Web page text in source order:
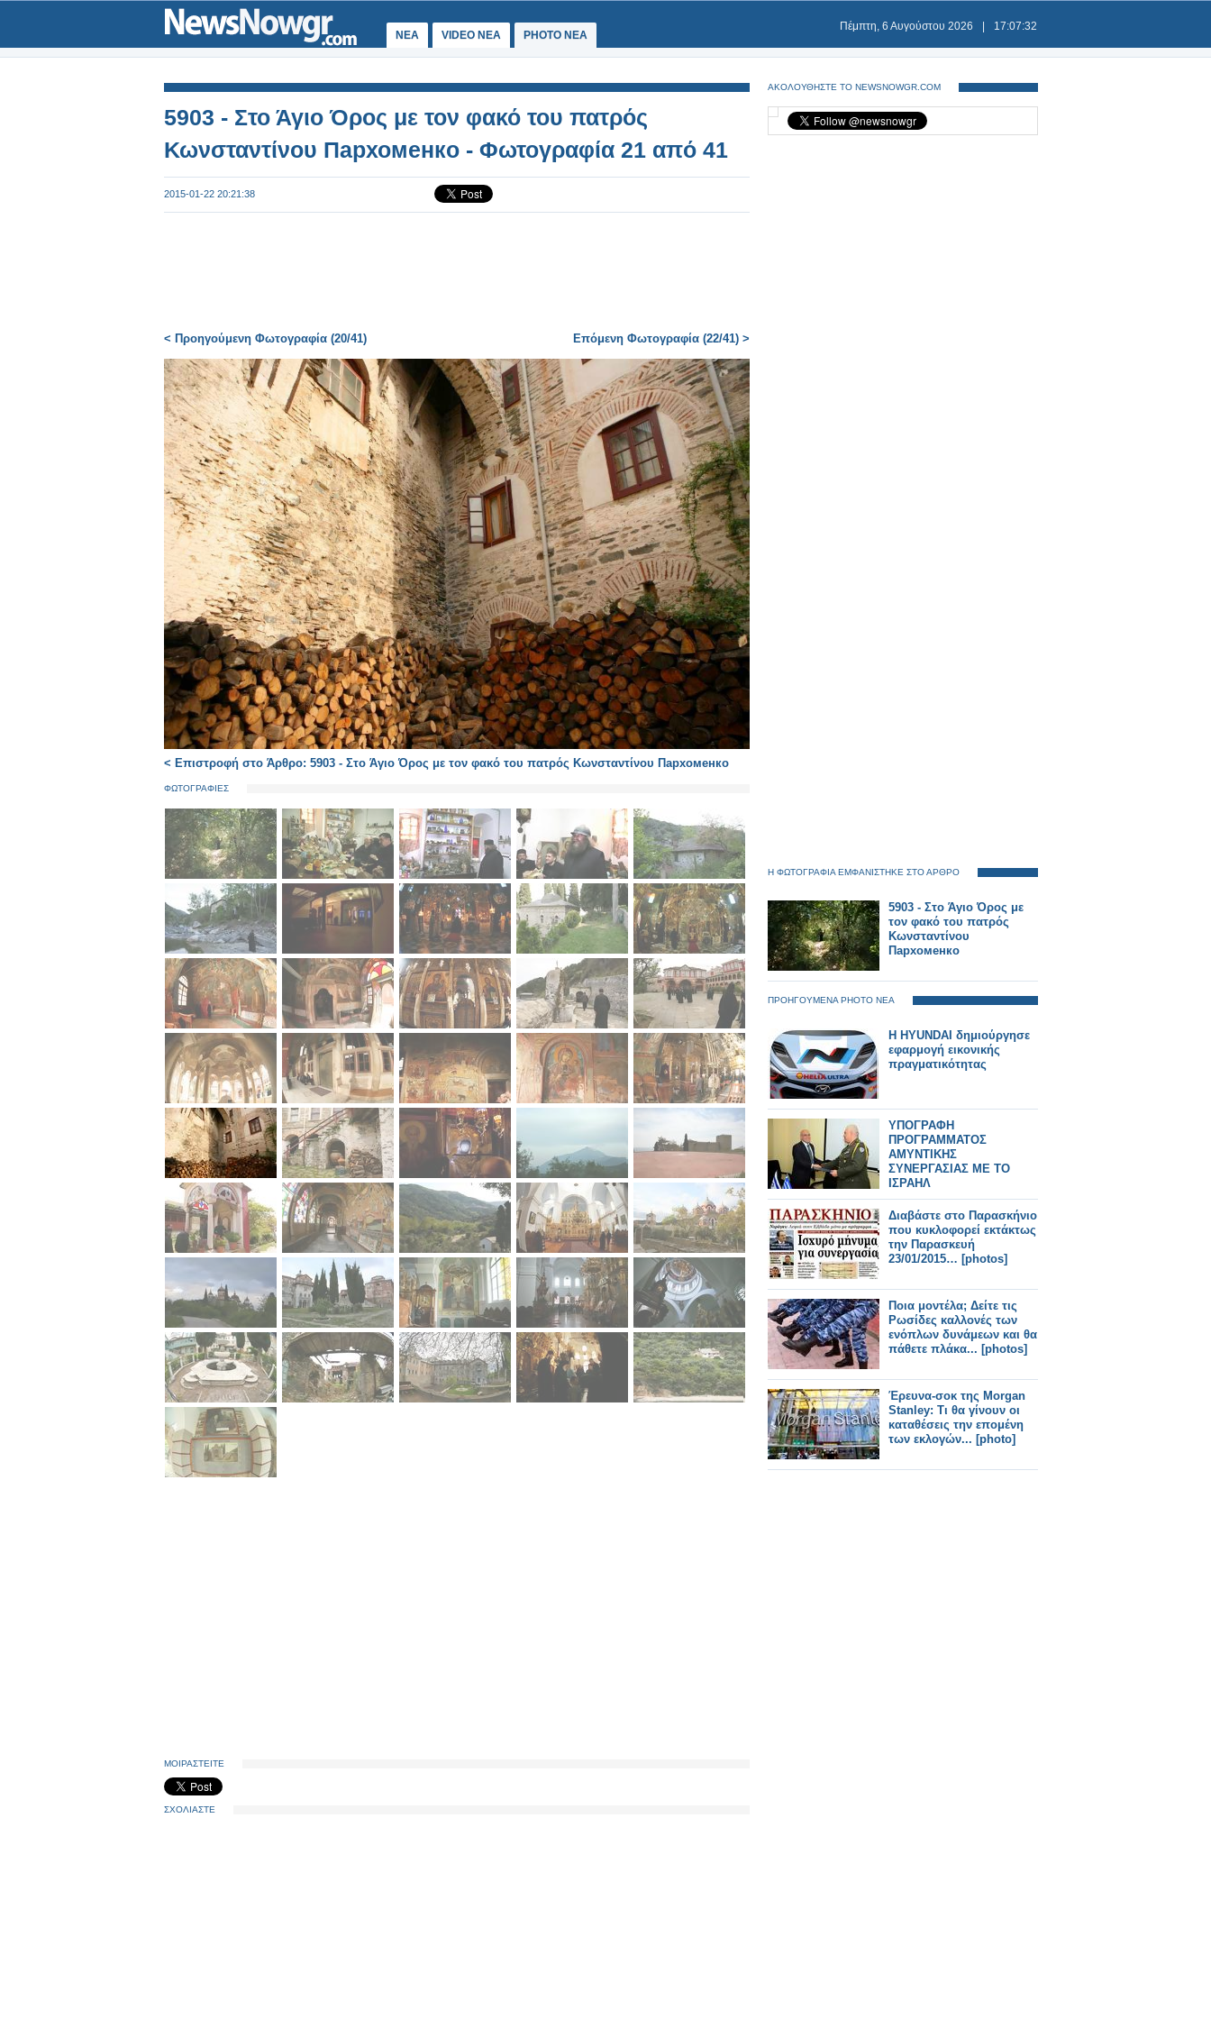
ΝΕΑ VIDEO NEA PHOTO NEA
Πέμπτη, 6 Αυγούστου 2026 17:07:33
5903 - Στο Άγιο Όρος με τον φακό του πατρός
Κωνσταντίνου Пархоменко - Φωτογραφία 21 από 41
2015-01-22 20:21:38
< Προηγούμενη Φωτογραφία (20/41) Επόμενη Φωτογραφία (22/41) >
< Επιστροφή στο Άρθρο: 5903 - Στο Άγιο Όρος με τον φακό του πατρός Κωνσταντίνου Пархоменко
ΦΩΤΟΓΡΑΦΙΕΣ
ΜΟΙΡΑΣΤΕΙΤΕ
ΣΧΟΛΙΑΣΤΕ
ΑΚΟΛΟΥΘΗΣΤΕ ΤΟ NEWSNOWGR.COM
Η ΦΩΤΟΓΡΑΦΙΑ ΕΜΦΑΝΙΣΤΗΚΕ ΣΤΟ ΑΡΘΡΟ
5903 - Στο Άγιο Όρος με
τον φακό του πατρός
Κωνσταντίνου
Пархоменко
ΠΡΟΗΓΟΥΜΕΝΑ PHOTO ΝΕΑ
Η HYUNDAI δημιούργησε
εφαρμογή εικονικής
πραγματικότητας
YΠΟΓΡΑΦΗ
ΠΡΟΓΡΑΜΜΑΤΟΣ
ΑΜΥΝΤΙΚΗΣ
ΣΥΝΕΡΓΑΣΙΑΣ ME TΟ
IΣΡΑΗΛ
Διαβάστε στο Παρασκήνιο
που κυκλοφορεί εκτάκτως
την Παρασκευή
23/01/2015… [photos]
Ποια μοντέλα; Δείτε τις
Ρωσίδες καλλονές των
ενόπλων δυνάμεων και θα
πάθετε πλάκα... [photos]
Έρευνα-σοκ της Morgan
Stanley: Tι θα γίνουν οι
καταθέσεις την επομένη
των εκλογών... [photo]